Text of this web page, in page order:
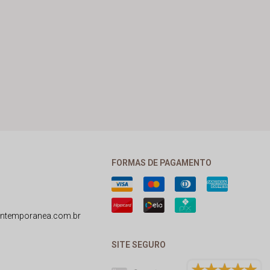
FORMAS DE PAGAMENTO
SITE SEGURO